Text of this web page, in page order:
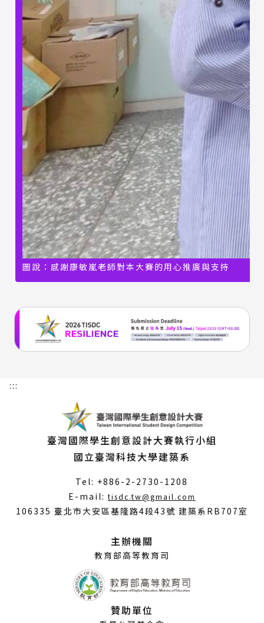
圖說：感謝康敏嵐老師對本大賽的用心推廣與支持
:::
臺灣國際學生創意設計大賽執行小組
國立臺灣科技大學建築系
Tel: +886-2-2730-1208
E-mail:tisdc.tw@gmail.com
開
106335 臺北市大安區基隆路4段43號 建築系RB707室
主辦機關
教育部高等教育司
贊助單位